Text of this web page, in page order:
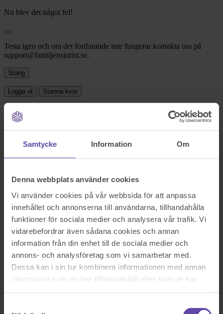
Samtycke Information Om
Denna webbplats använder cookies
Vi använder cookies på vår webbsida för att anpassa
innehållet och annonserna till användarna, tillhandahålla
funktioner för sociala medier och analysera vår trafik. Vi
vidarebefordrar även sådana cookies och annan
information från din enhet till de sociala medier och
annons- och analysföretag som vi samarbetar med.
Dessa kan i sin tur kombinera informationen med annan
information som du har tillhandahållit eller som de har
Nu blev det något fel!
Testa igen och om det fortfarande inte fungerar kontakta oss på
support@familjensjurist.se.
Stäng
Logga ut Stanna kvar
Bostad & Fastighet
kan man skriva ett gåvobrev på en fastighet, trots att det finns en
skuld kvar på huset som är 1,255000 kr, huset är värderat till 2
miljoner. Vad händer om kronofogden vill utmäta huset om det finns
ett gåvobrev?
Sök efter en fråga
Se alla frågor Boka tid med jurist
Köp Gåvobrev online